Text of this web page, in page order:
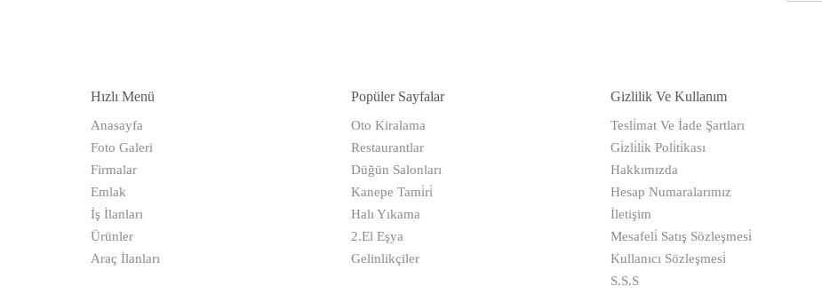
Hızlı Menü
Anasayfa
Foto Galeri
Firmalar
Emlak
İş İlanları
Ürünler
Araç İlanları
Popüler Sayfalar
Oto Kiralama
Restaurantlar
Düğün Salonları
Kanepe Tami̇ri̇
Halı Yıkama
2.El Eşya
Gelinlikçiler
Gizlilik Ve Kullanım
Tesli̇mat Ve İade Şartları
Gi̇zli̇li̇k Poli̇ti̇kası
Hakkımızda
Hesap Numaralarımız
İletişim
Mesafeli̇ Satış Sözleşmesi̇
Kullanıcı Sözleşmesi̇
S.S.S